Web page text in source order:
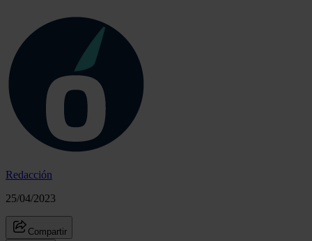
Redacción
25/04/2023
Compartir